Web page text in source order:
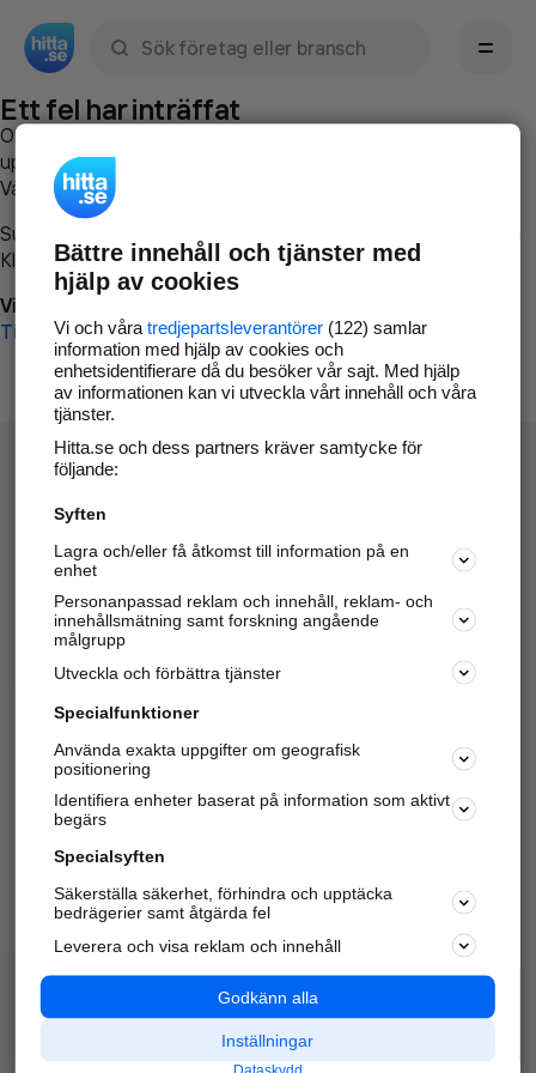
Ett fel har inträffat
Om du vill kan du
uppstod så att vi lättare och snabbare kan avhjälpa det.
Vänligen försök med följande:
Surfa till
Klicka påTillbaka-knappen i webbläsaren och försök igen
Vi beklagar besväret!
Till startsidan
Hitta.se - Gratis nummerupplysning.
Sök företag, personer och platser.
Hitta telefonnummer, adresser, företagsinfo mm.
Marknadsför företaget
Kom igång och annonsera mot
samarbetspartners nära dig.
Alla kategorier
Populära sökningar
API & Kartor
Annonsera
Integritet
Nödnummer
Bättre innehåll och tjänster med
hjälp av cookies
Vi och våra tredjepartsleverantörer(122) samlar
information med hjälp av cookies och
enhetsidentifierare då du besöker vår sajt. Med hjälp
av informationen kan vi utveckla vårt innehåll och våra
tjänster.
Hitta.se och dess partners kräver samtycke för
följande:
Syften
Lagra och/eller få åtkomst till information på en
enhet
Personanpassad reklam och innehåll, reklam- och
innehållsmätning samt forskning angående
målgrupp
Utveckla och förbättra tjänster
Specialfunktioner
Använda exakta uppgifter om geografisk
positionering
Identifiera enheter baserat på information som aktivt
begärs
Specialsyften
Säkerställa säkerhet, förhindra och upptäcka
bedrägerier samt åtgärda fel
Leverera och visa reklam och innehåll
Godkänn alla
Inställningar
Dataskydd